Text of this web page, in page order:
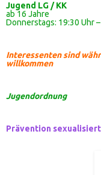
Jugend LG / KK
ab 16 Jahre
Donnerstags: 19:30 Uhr
Interessenten sind
willkommen
Jugendordnung
Prävention